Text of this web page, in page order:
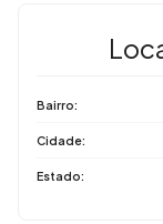
Bairro:
Cidade:
Estado: